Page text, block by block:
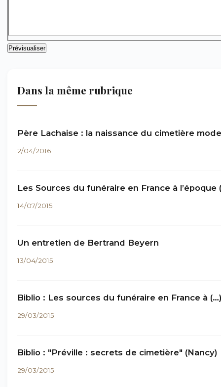
Dans la même rubrique
Père Lachaise : la naissance du cimetière
2/04/2016
Les Sources du funéraire en France à l’époque
14/07/2015
Un entretien de Bertrand Beyern
13/04/2015
Biblio : Les sources du funéraire en France à
29/03/2015
Biblio : "Préville : secrets de cimetière" (Nancy)
29/03/2015